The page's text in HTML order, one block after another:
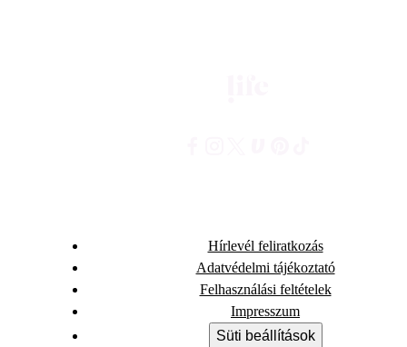
Hírlevél feliratkozás
Adatvédelmi tájékoztató
Felhasználási feltételek
Impresszum
Süti beállítások